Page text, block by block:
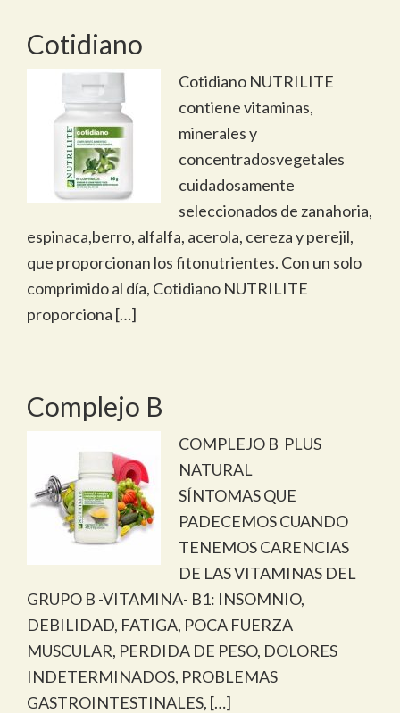
Cotidiano
Cotidiano NUTRILITE
contiene vitaminas,
minerales y
concentradosvegetales
cuidadosamente
seleccionados de zanahoria,
espinaca,berro, alfalfa, acerola, cereza y perejil,
que proporcionan los fitonutrientes. Con un solo
comprimido al día, Cotidiano NUTRILITE
proporciona […]
Complejo B
COMPLEJO B PLUS
NATURAL
SÍNTOMAS QUE
PADECEMOS CUANDO
TENEMOS CARENCIAS
DE LAS VITAMINAS DEL
GRUPO B -VITAMINA- B1: INSOMNIO,
DEBILIDAD, FATIGA, POCA FUERZA
MUSCULAR, PERDIDA DE PESO, DOLORES
INDETERMINADOS, PROBLEMAS
GASTROINTESTINALES, […]